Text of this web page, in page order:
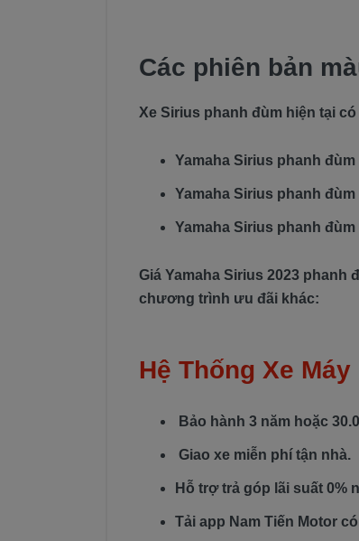
Các phiên bản
Xe Sirius phanh đùm hiện tại
Yamaha Sirius phanh đùm
Yamaha Sirius phanh đùm
Yamaha Sirius phanh đùm
Giá Yamaha Sirius 2023 phanh
chương trình ưu đãi khác:
Hệ Thống Xe Máy
Bảo hành 3 năm hoặc
Giao xe miễn phí tận nhà.
Hỗ trợ trả góp lãi suất 0%
Tải app Nam Tiến Motor